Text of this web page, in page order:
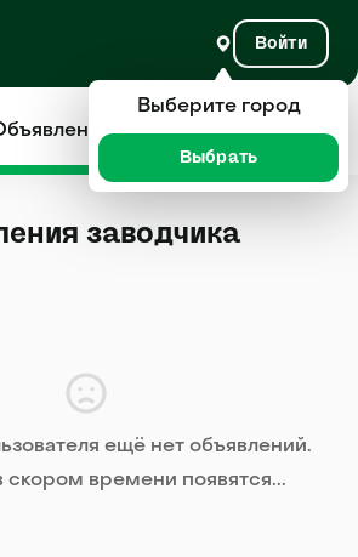
Войти
Отзывы
заводчика
ещё нет объявлений.
скором времени появятся...
Выберите город
Выбрать